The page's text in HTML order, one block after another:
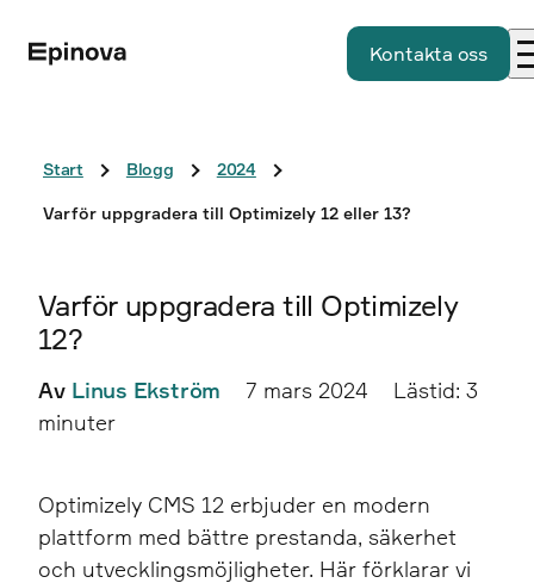
Kontakta oss
Start Blogg 2024
Varför uppgradera till Optimizely 12 eller 13?
Varför uppgradera till Optimizely
12?
Av Linus Ekström 7 mars 2024
Lästid: 3
minuter
Optimizely CMS 12 erbjuder en modern
plattform med bättre prestanda, säkerhet
och utvecklingsmöjligheter. Här förklarar vi